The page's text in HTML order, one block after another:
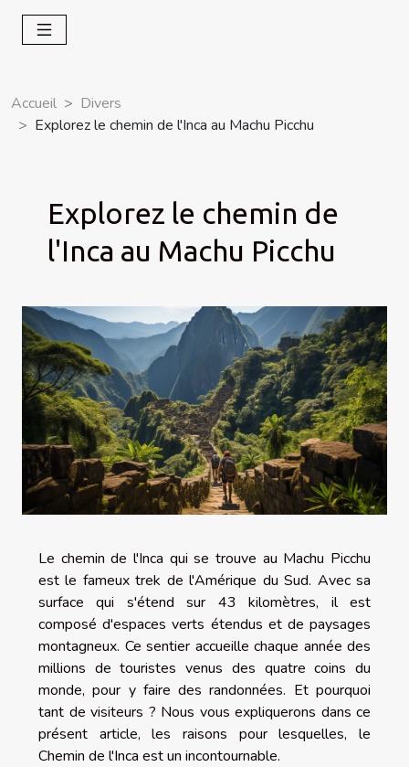
Accueil
Divers
Explorez le chemin de l'Inca au Machu Picchu
Explorez le chemin de
l'Inca au Machu Picchu
Le chemin de l'Inca qui se trouve au Machu Picchu
est le fameux trek de l'Amérique du Sud. Avec sa
surface qui s'étend sur 43 kilomètres, il est
composé d'espaces verts étendus et de paysages
montagneux. Ce sentier accueille chaque année des
millions de touristes venus des quatre coins du
monde, pour y faire des randonnées. Et pourquoi
tant de visiteurs ? Nous vous expliquerons dans ce
présent article, les raisons pour lesquelles, le
Chemin de l'Inca est un incontournable.